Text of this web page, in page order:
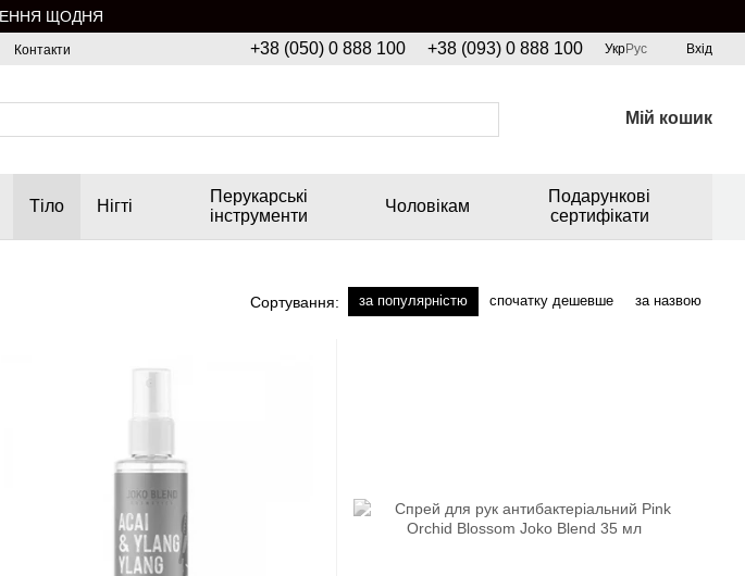
ЩОДНЯ
Контакти +38 (050) 0 888 100 +38 (093) 0 888 100 УкрРус Вхід
Мій кошик
Тіло Нігті
Перукарські
інструменти
Чоловікам
Подарункові
сертифікати
Сортування: за популярністю спочатку дешевше за назвою